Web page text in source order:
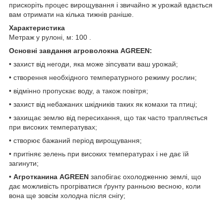
прискоріть процес вирощування і звичайно ж урожай вдається
вам отримати на кілька тижнів раніше.
Характеристика
Метраж у рулоні, м: 100 .
Основні завдання агроволокна AGREEN:
• захист від негоди, яка може зіпсувати ваш урожай;
• створення необхідного температурного режиму рослин;
• відмінно пропускає воду, а також повітря;
• захист від небажаних шкідників таких як комахи та птиці;
• захищає землю від пересихання, що так часто трапляється
при високих температувах;
• створює бажаний період вирощування;
• притіняє зелень при високих температурах і не дає їй
загинути;
• Агротканина AGREEN запобігає охолодженню землі, що
дає можливість прогріватися ґрунту ранньою весною, коли
вона ще зовсім холодна після снігу;